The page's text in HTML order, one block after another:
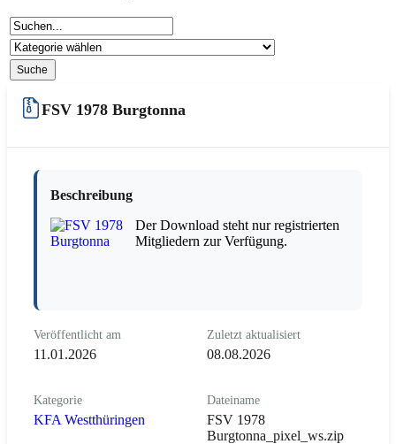
FSV 1978 Burgtonna
Beschreibung
Der Download steht nur registrierten
Mitgliedern zur Verfügung.
Veröffentlicht am
11.01.2026
Zuletzt aktualisiert
08.08.2026
Kategorie
KFA Westthüringen
Dateiname
FSV 1978
Burgtonna_pixel_ws.zip